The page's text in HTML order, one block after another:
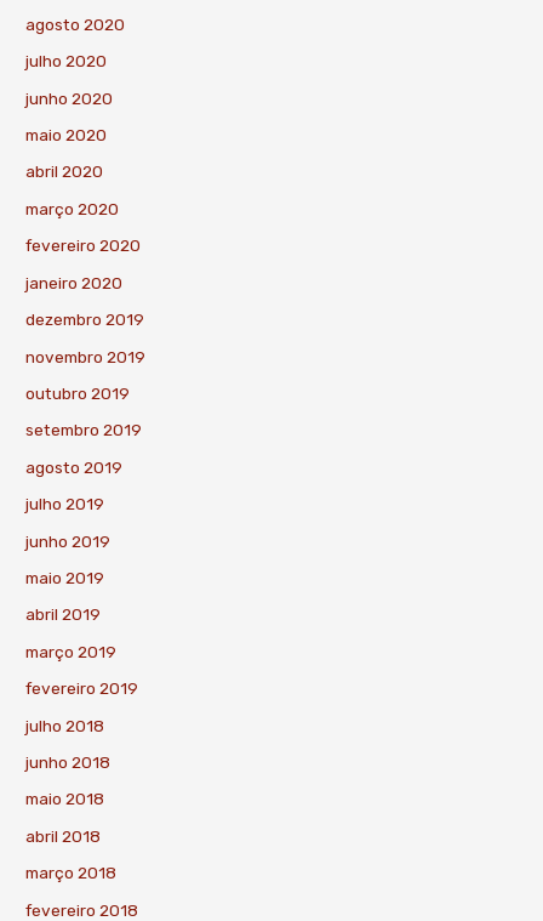
agosto 2020
julho 2020
junho 2020
maio 2020
abril 2020
março 2020
fevereiro 2020
janeiro 2020
dezembro 2019
novembro 2019
outubro 2019
setembro 2019
agosto 2019
julho 2019
junho 2019
maio 2019
abril 2019
março 2019
fevereiro 2019
julho 2018
junho 2018
maio 2018
abril 2018
março 2018
fevereiro 2018